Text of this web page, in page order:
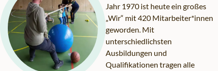
Jahr 1970 ist heute ein großes
„Wir“ mit 420 Mitarbeiter*innen
geworden. Mit
unterschiedlichsten
Ausbildungen und
Qualifikationen tragen alle